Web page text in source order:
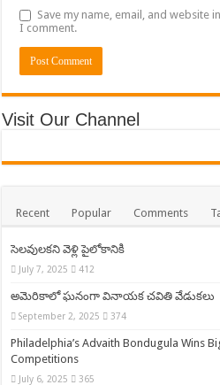
Save my name, email, and website
I comment.
Visit Our Channel
Recent Popular Comments
సెలవులకని వెళ్లి పైలోకానికి
July 7, 2025 412
అమెరికాలో ఘనంగా వినాయక చవితి వేడుకలు
September 2, 2025 374
Philadelphia’s Advaith Bondugula Wins
Competitions
July 6, 2025 365